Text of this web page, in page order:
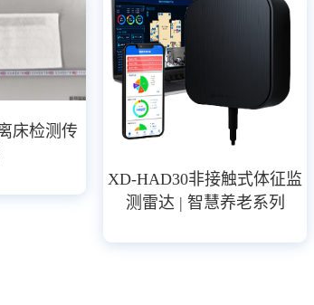
床检测传
XD-HAD30非接触式体征监
测雷达 | 智慧养老系列